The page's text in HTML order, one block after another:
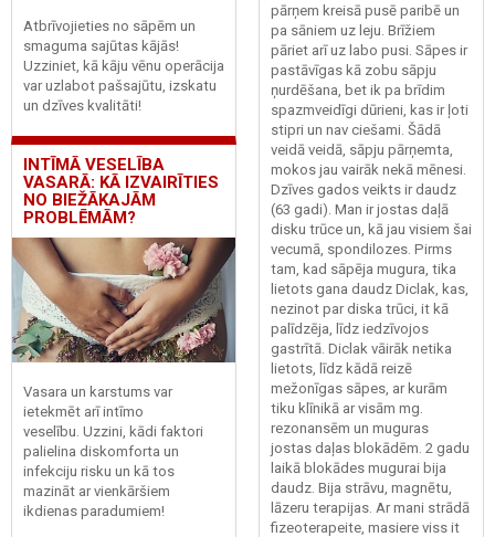
Atbrīvojieties no sāpēm un
smaguma sajūtas kājās!
Uzziniet, kā kāju vēnu operācija
var uzlabot pašsajūtu, izskatu
un dzīves kvalitāti!
INTĪMĀ VESELĪBA
VASARĀ: KĀ IZVAIRĪTIES
NO BIEŽĀKAJĀM
PROBLĒMĀM?
Vasara un karstums var
ietekmēt arī intīmo
veselību. Uzzini, kādi faktori
palielina diskomforta un
infekciju risku un kā tos
mazināt ar vienkāršiem
ikdienas paradumiem!
pārņem kreisā pusē paribē un
pa sāniem uz leju. Brīžiem
pāriet arī uz labo pusi. Sāpes ir
pastāvīgas kā zobu sāpju
ņurdēšana, bet ik pa brīdim
spazmveidīgi dūrieni, kas ir ļoti
stipri un nav ciešami. Šādā
veidā veidā, sāpju pārņemta,
mokos jau vairāk nekā mēnesi.
Dzīves gados veikts ir daudz
(63 gadi). Man ir jostas daļā
disku trūce un, kā jau visiem šai
vecumā, spondilozes. Pirms
tam, kad sāpēja mugura, tika
lietots gana daudz Diclak, kas,
nezinot par diska trūci, it kā
palīdzēja, līdz iedzīvojos
gastrītā. Diclak vāirāk netika
lietots, līdz kādā reizē
mežonīgas sāpes, ar kurām
tiku klīnikā ar visām mg.
rezonansēm un muguras
jostas daļas blokādēm. 2 gadu
laikā blokādes mugurai bija
daudz. Bija strāvu, magnētu,
lāzeru terapijas. Ar mani strādā
fizeoterapeite, masiere viss it